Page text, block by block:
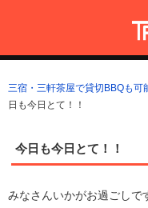
ン
へ
三宿・三軒茶屋で貸切BBQ
三宿・三軒茶屋A5ランクの
トライアングル)
三宿・三軒茶屋で貸切BBQも可
日も今日とて！！
今日も今日とて！！
みなさんいかがお過ごしで